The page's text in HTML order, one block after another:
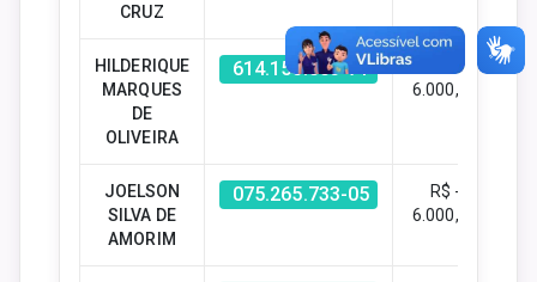
CRUZ
HILDERIQUE
MARQUES
DE
OLIVEIRA
614.155.003-71
6.000,00
JOELSON
SILVA DE
AMORIM
075.265.733-05
R$ -
6.000,00